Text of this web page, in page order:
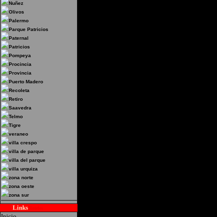
Nuñez
Olivos
Palermo
Parque Patricios
Paternal
Patricios
Pompeya
Procincia
Provincia
Puerto Madero
Recoleta
Retiro
Saavedra
Telmo
Tigre
veraneo
villa crespo
villa de parque
villa del parque
villa urquiza
zona norte
zona oeste
zona sur
Links